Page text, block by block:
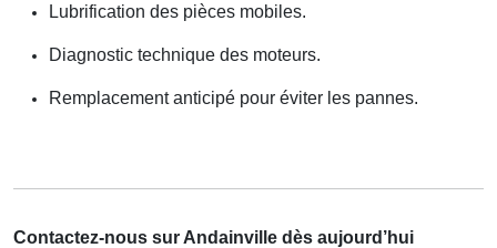
Lubrification des pièces mobiles.
Diagnostic technique des moteurs.
Remplacement anticipé pour éviter les pannes.
Contactez-nous sur Andainville dès aujourd’hui